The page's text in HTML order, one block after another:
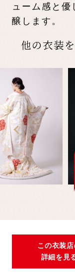
ューム感と
醸します。
他の衣装
この衣装
詳細を見